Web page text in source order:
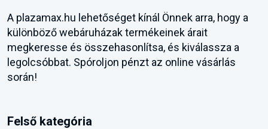
A plazamax.hu lehetőséget kínál Önnek arra, hogy a
különböző webáruházak termékeinek árait
megkeresse és összehasonlítsa, és kiválassza a
legolcsóbbat. Spóroljon pénzt az online vásárlás
során!
Felső kategória